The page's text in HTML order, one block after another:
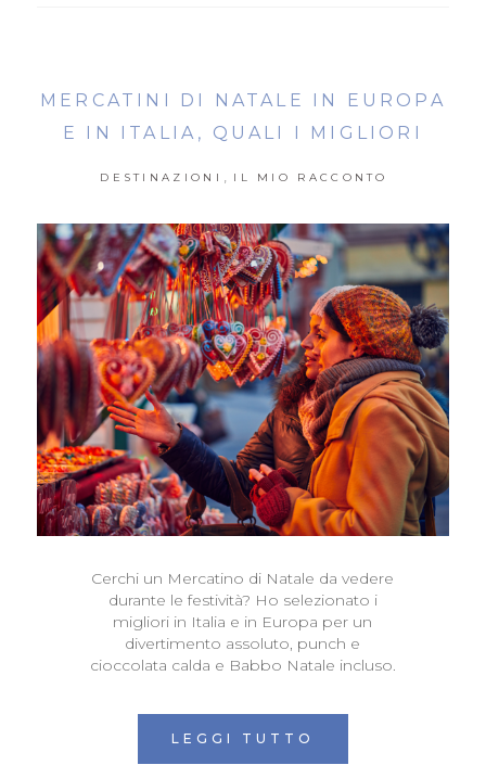
MERCATINI DI NATALE IN EUROPA
E IN ITALIA, QUALI I MIGLIORI
DESTINAZIONI IL MIO RACCONTO
Cerchi un Mercatino di Natale da vedere
durante le festività? Ho selezionato i
migliori in Italia e in Europa per un
divertimento assoluto, punch e
cioccolata calda e Babbo Natale incluso.
LEGGI TUTTO